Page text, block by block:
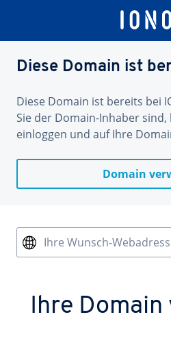
Diese Domain ist
Diese Domain ist bereits bei
Sie der Domain-Inhaber sind,
einloggen und auf Ihre
Domain
Ihre Wunsch-
Ihre Domain